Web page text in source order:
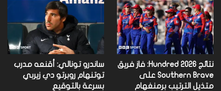
نتائج Hundred 2026: فاز فريق
Southern Brave على
متذيل الترتيب برمنغهام
ساندرو تونالي: أقنعه مدرب
توتنهام روبرتو دي زيربي
بسرعة بالتوقيع